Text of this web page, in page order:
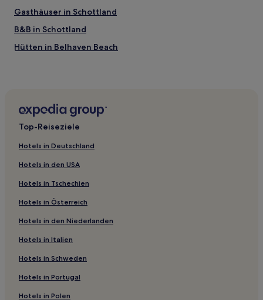
Gasthäuser in Schottland
B&B in Schottland
Hütten in Belhaven Beach
Aparthotels in Merchant City
Ferienwohnungen in Perth
Ferienwohnungen in Leven Beach
Gasthäuser in Glasgow
Hostels in Glasgow
Ferienwohnungen in Seacliff Beach
Cottages in Seacliff Beach
Gasthäuser in Edinburgh
B&B in Edinburgh
Aparthotels in Edinburgh
Gasthöfe in Edinburgh
Top-Reiseziele
Hotels in Deutschland
Hotels in den USA
Hotels in Tschechien
Hotels in Österreich
Hotels in den Niederlanden
Hotels in Italien
Hotels in Schweden
Hotels in Portugal
Hotels in Polen